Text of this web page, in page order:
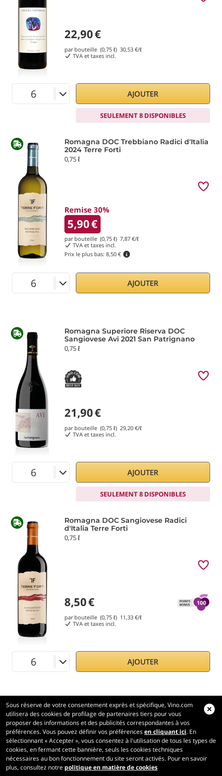
22,90€
par bouteille (0,75 ℓ) 30,53 €/ℓ
TVA et taxes incl.
AJOUTER
SEULEMENT 8 DISPONIBLES
Romagna DOC Trebbiano Radici d'Italia
2024 Terre Forti
0,75 ℓ
Remise 30%
5,90€
par bouteille (0,75 ℓ) 7,87 €/ℓ
TVA et taxes incl.
Prix le plus bas: 8,50 €
AJOUTER
Romagna Superiore Riserva DOC
Sangiovese Avi 2021 San Patrignano
0,75 ℓ
21,90€
par bouteille (0,75 ℓ) 29,20 €/ℓ
TVA et taxes incl.
AJOUTER
SEULEMENT 8 DISPONIBLES
Romagna DOC Sangiovese Radici
d'Italia Terre Forti
0,75 ℓ
8,50€
par bouteille (0,75 ℓ) 11,33 €/ℓ
TVA et taxes incl.
AJOUTER
Sous réserve de votre consentement exprès et spécifique, Vino.com
utilisera des cookies de profilage de partenaires tiers pour vous
proposer des informations et des publicités correspondantes à vos
préférences. Vous pouvez définir vos préférencesen cliquant ici. En
sélectionnant « Accepter », vous consentez à l'utilisation de tous les types de
cookies, en fermant cette bannière, seuls les cookies techniques
nécessaires au bon fonctionnement du site seront activés. Pour en savoir
plus, consultez notre politique en matière de cookies
Vino.com
Made with
in Tuscany
Page traitée en 282 ms
production-front-2-1Copyright © 2026 VINO.COM 3ND S.r.l.